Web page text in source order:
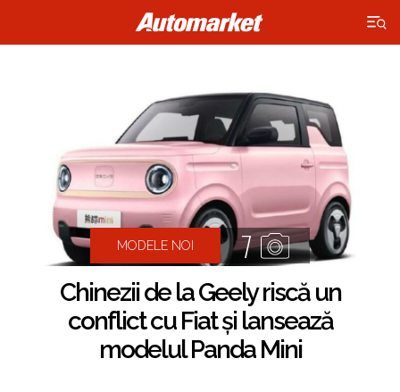
×
MODELE NOI 7
Chinezii de la Geely riscă un
conflict cu Fiat și lansează
modelul Panda Mini